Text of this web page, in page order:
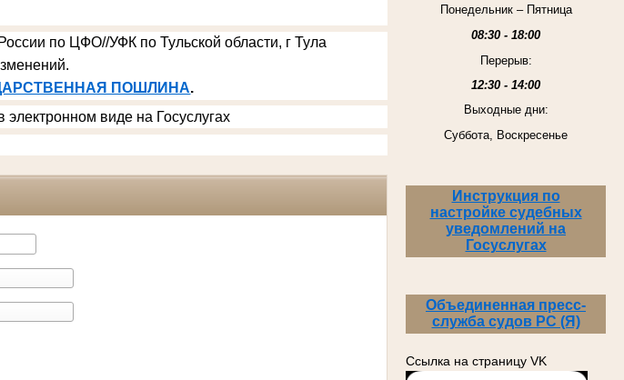
Понедельник – Пятница
08:30 - 18:00
Перерыв:
12:30 - 14:00
Выходные дни:
Суббота, Воскресенье
Инструкция по
настройке судебных
уведомлений на
Госуслугах
Объединенная пресс-
служба судов РС (Я)
Ссылка на страницу VK
по ЦФО//УФК по Тульской области, г Тула
ПОШЛИНА.
виде на Госуслугах